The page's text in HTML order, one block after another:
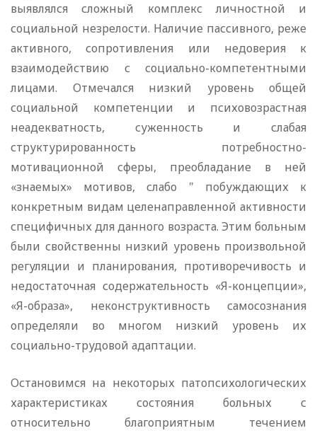
выявлялся сложный комплекс личностной и
социальной незрелости. Наличие пассивного, реже
активного, сопротивления или недоверия к
взаимодействию с социально-компетентными
лицами. Отмечался низкий уровень общей
социальной компетенции и психовозрастная
неадекватность, суженность и слабая
структурированность потребностно-
мотивационной сферы, преобладание в ней
«знаемых» мотивов, слабо " побуждающих к
конкретным видам целенаправленной активности
специфичных для данного возраста. Этим больным
были свойственны низкий уровень произвольной
регуляции и планирования, противоречивость и
недостаточная содержательность «Я-концепции»,
«Я-образа», неконструктивность самосознания
определяли во многом низкий уровень их
социально-трудовой адаптации.
Остановимся на некоторых патопсихологических
характеристиках состояния больных с
относительно благоприятным течением